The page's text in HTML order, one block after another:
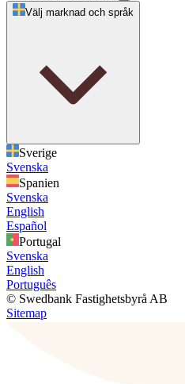
Välj marknad och språk
Sverige
Svenska
Spanien
Svenska
English
Español
Portugal
Svenska
English
Português
© Swedbank Fastighetsbyrå AB
Sitemap